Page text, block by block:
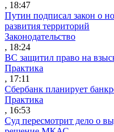
, 18:47
Путин подписал закон о
развития территорий
Законодательство
, 18:24
ВС защитил право на
Практика
, 17:11
Сбербанк планирует
Практика
, 16:53
Суд пересмотрит дело о